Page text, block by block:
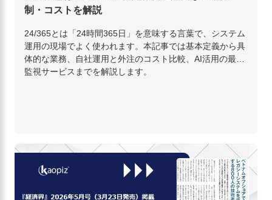
制・コストを解説
24/365とは「24時間365日」を意味する言葉で、システム
運用の現場でよく使われます。本記事では基本定義から具
体的な業務、自社運用と外注のコスト比較、AI活用の最新
監視サービスまでを解説します。